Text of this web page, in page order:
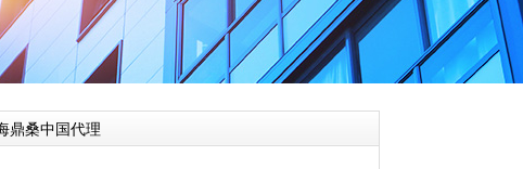
鼎桑中国代理